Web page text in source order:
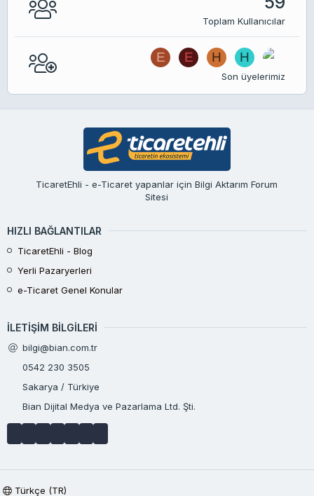
Toplam Kullanıcılar
E E H H
Son üyelerimiz
TicaretEhli - e-Ticaret yapanlar için Bilgi Aktarım Forum
Sitesi
HIZLI BAĞLANTILAR
TicaretEhli - Blog
Yerli Pazaryerleri
e-Ticaret Genel Konular
İLETIŞIM BILGILERI
bilgi@bian.com.tr
0542 230 3505
Sakarya / Türkiye
Bian Dijital Medya ve Pazarlama Ltd. Şti.
Türkçe (TR)